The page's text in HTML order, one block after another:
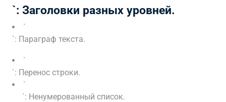
`: Заголовки разных уровней.
`
`: Параграф текста.
`
`: Перенос строки.
`
`: Ненумерованный список.